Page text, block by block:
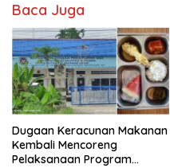
Baca Juga
Dugaan Keracunan Makanan
Kembali Mencoreng
Pelaksanaan Program